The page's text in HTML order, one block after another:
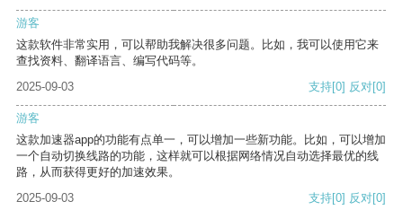
游客
这款软件非常实用，可以帮助我解决很多问题。比如，我可以使用它来
查找资料、翻译语言、编写代码等。
2025-09-03
支持[0] 反对[0]
游客
这款加速器app的功能有点单一，可以增加一些新功能。比如，可以增加
一个自动切换线路的功能，这样就可以根据网络情况自动选择最优的线
路，从而获得更好的加速效果。
2025-09-03
支持[0] 反对[0]